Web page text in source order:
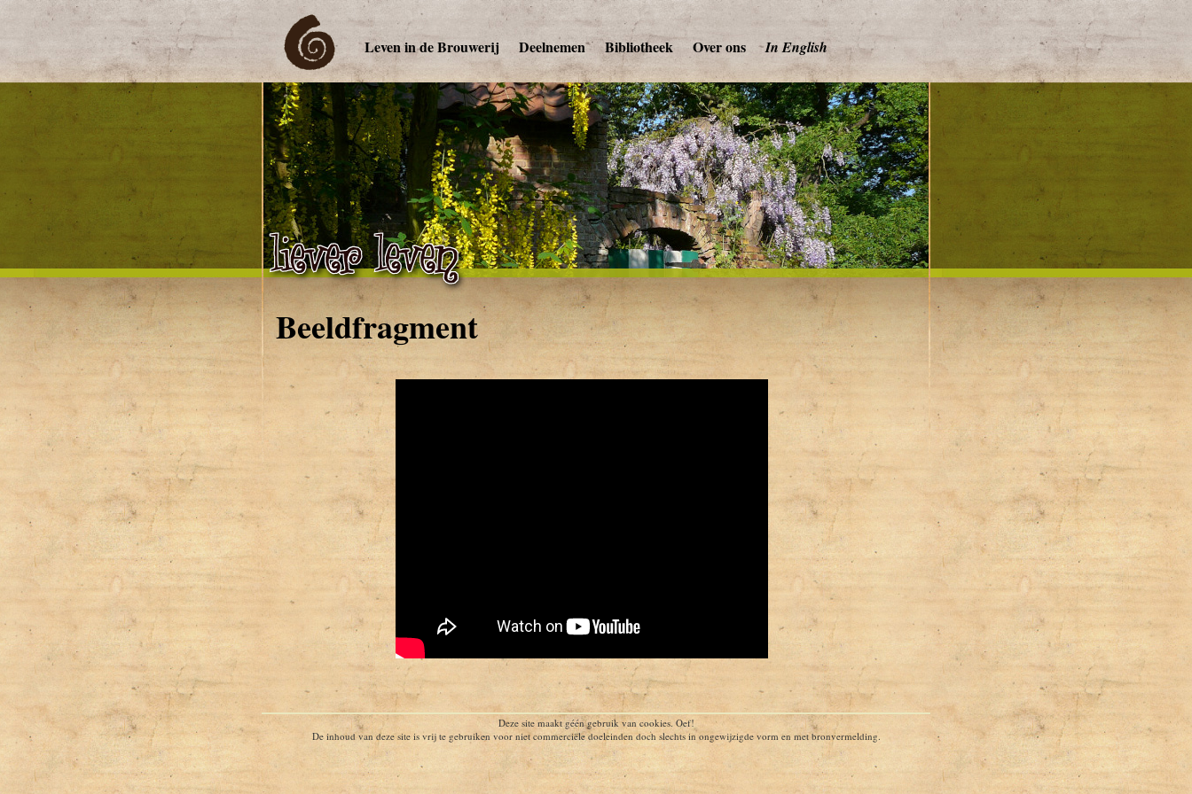
Leven in de Brouwerij Deelnemen Bibliotheek Over ons In English
Beeldfragment
Deze site maakt géén gebruik van cookies. Oef!
De inhoud van deze site is vrij te gebruiken voor niet commerciële doeleinden doch slechts in ongewijzigde vorm en met bronvermelding.